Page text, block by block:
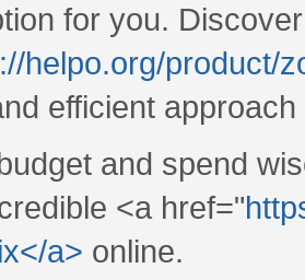
for you.
helpo.org/product/
efficient
and spend
<a href="
a> online.